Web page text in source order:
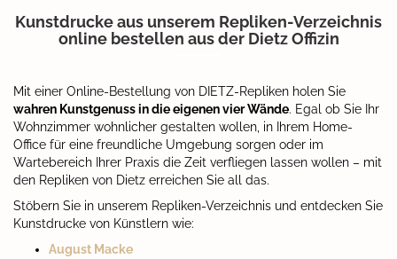
Kunstdrucke aus unserem Repliken-Verzeichnis
online bestellen aus der Dietz Offizin
Mit einer Online-Bestellung von DIETZ-Repliken holen Sie
wahren Kunstgenuss in die eigenen vier Wände. Egal ob Sie Ihr
Wohnzimmer wohnlicher gestalten wollen, in Ihrem Home-
Office für eine freundliche Umgebung sorgen oder im
Wartebereich Ihrer Praxis die Zeit verfliegen lassen wollen – mit
den Repliken von Dietz erreichen Sie all das.
Stöbern Sie in unserem Repliken-Verzeichnis und entdecken Sie
Kunstdrucke von Künstlern wie:
August Macke